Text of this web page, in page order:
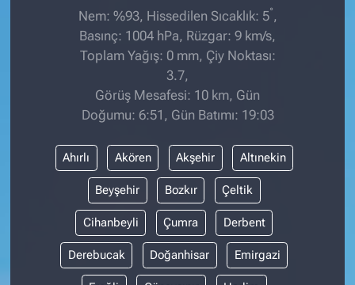
Nem: %93, Hissedilen Sıcaklık: 5° ,
Basınç: 1004 hPa, Rüzgar: 9 km/s,
Toplam Yağış: 0 mm, Çiy Noktası:
3.7,
Görüş Mesafesi: 10 km, Gün
Doğumu: 6:51, Gün Batımı: 19:03
Ahırlı Akören Akşehir Altınekin
Beyşehir Bozkır Çeltik
Cihanbeyli Çumra Derbent
Derebucak Doğanhisar Emirgazi